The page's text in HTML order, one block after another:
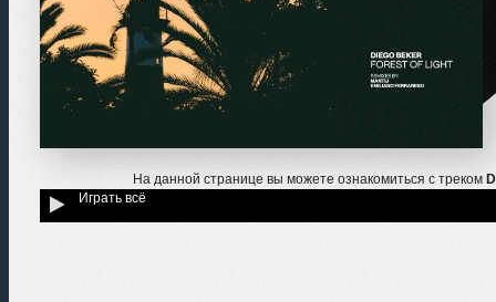
На данной странице вы можете ознакомиться с треком
Играть всё